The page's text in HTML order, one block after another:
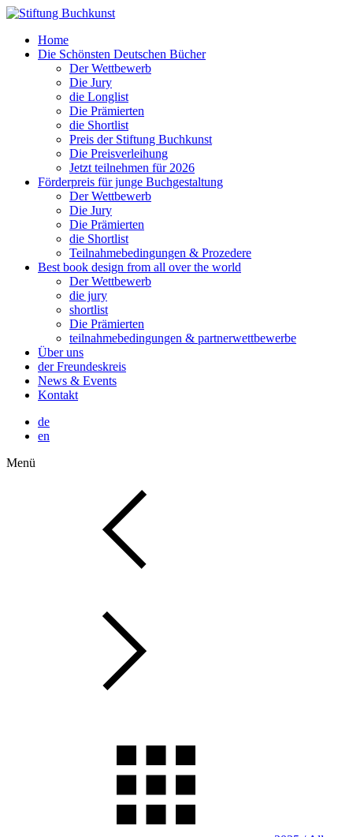
Home
Die Schönsten Deutschen Bücher
Der Wettbewerb
Die Jury
die Longlist
Die Prämierten
die Shortlist
Preis der Stiftung Buchkunst
Die Preisverleihung
Jetzt teilnehmen für 2026
Förderpreis für junge Buchgestaltung
Der Wettbewerb
Die Jury
Die Prämierten
die Shortlist
Teilnahmebedingungen & Prozedere
Best book design from all over the world
Der Wettbewerb
die jury
shortlist
Die Prämierten
teilnahmebedingungen & partnerwettbewerbe
Über uns
der Freundeskreis
News & Events
Kontakt
de
en
Menü